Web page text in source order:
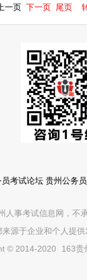
上一页 下一页 尾页
考试论坛 贵州公务
人事考试信息网，不
源于企业和个人提
© 2014-2020
163贵